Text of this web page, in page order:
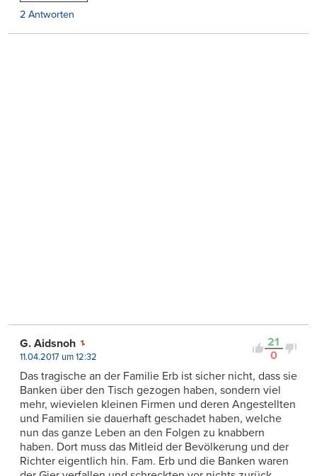
2 Antworten
21
0
G. Aidsnoh
11.04.2017 um 12:32
Das tragische an der Familie Erb ist sicher nicht, dass sie
Banken über den Tisch gezogen haben, sondern viel
mehr, wievielen kleinen Firmen und deren Angestellten
und Familien sie dauerhaft geschadet haben, welche
nun das ganze Leben an den Folgen zu knabbern
haben. Dort muss das Mitleid der Bevölkerung und der
Richter eigentlich hin. Fam. Erb und die Banken waren